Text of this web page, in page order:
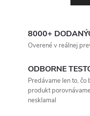
8000+
Overené v reálnej
ODBORNE
Predávame len to,
produkt
nesklamal